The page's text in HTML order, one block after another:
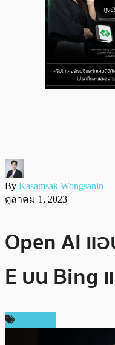
By Kasamsak Wongsanin
ตุลาคม 1, 2023
Open AI แ
E บน Bing